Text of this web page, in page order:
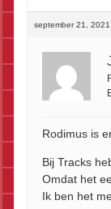
september 21,
Rodimus is
Bij Tracks
Omdat het
Ik ben het